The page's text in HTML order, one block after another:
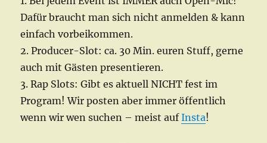
Dafür braucht man sich nicht anmelden & kann
einfach vorbeikommen.
2. Producer-Slot: ca. 30 Min. euren Stuff, gerne
auch mit Gästen presentieren.
3. Rap Slots: Gibt es aktuell NICHT fest im
Program! Wir posten aber immer öffentlich
wenn wir wen suchen – meist aufInsta!